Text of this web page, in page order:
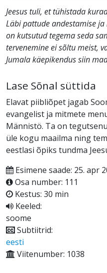
Jeesus tuli, et tühistada
Läbi pattude andestamise
on kutsutud tegema seda
tervenemine ei sõltu meist,
Jumala käepikendus siin
Lase Sõnal süttida
Elavat piibliõpet jagab
evangelist ja mitmete
Männistö. Ta on
üle kogu maailma ning
eestlasi õpiks tundma
Esimene saade: 25. apr
Osa number: 111
Kestus: 30 min
Keeled:
soome
Subtiitrid:
eesti
Viitenumber: 1038